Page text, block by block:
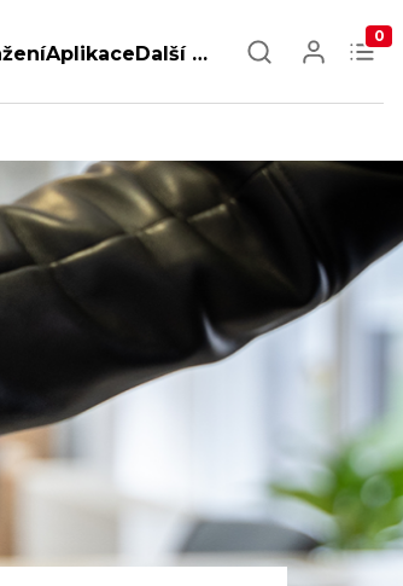
AplikaceDalší …
0